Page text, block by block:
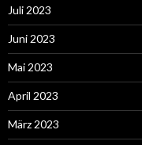
Juli 2023
Juni 2023
Mai 2023
April 2023
März 2023